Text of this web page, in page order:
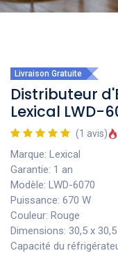
Livraison Gratuite
Distributeur
Lexical LWD-
(1 avis)
Marque: Lexical
Garantie: 1 an
Modèle: LWD-6070
Puissance: 670 W
Couleur: Rouge
Dimensions: 30,5 x
Capacité du